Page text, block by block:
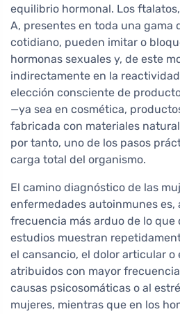
equilibrio hormonal. Los
A, presentes en toda una gama
cotidiano, pueden imitar o
hormonas sexuales y, de este
indirectamente en la
elección consciente de
—ya sea en cosmética,
fabricada con materiales
por tanto, uno de los pasos
carga total del organismo.
El camino diagnóstico de las
enfermedades autoinmunes es,
frecuencia más arduo de lo que
estudios muestran
el cansancio, el dolor articular o
atribuidos con mayor
causas psicosomáticas o al
mujeres, mientras que en los